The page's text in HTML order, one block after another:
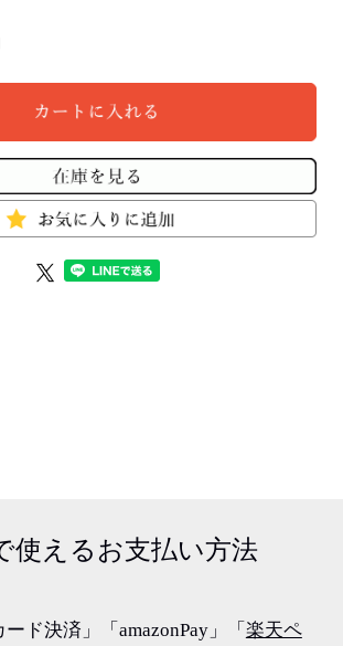
使えるお支払い方法
ード決済」「amazonPay」「 楽天ペ